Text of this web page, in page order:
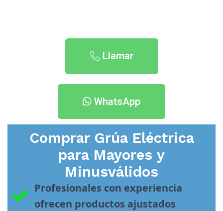
Llamar
WhatsApp
Comprar Grúa Eléctrica
para Mayores y
Minusválidos
Profesionales con experiencia
ofrecen productos ajustados